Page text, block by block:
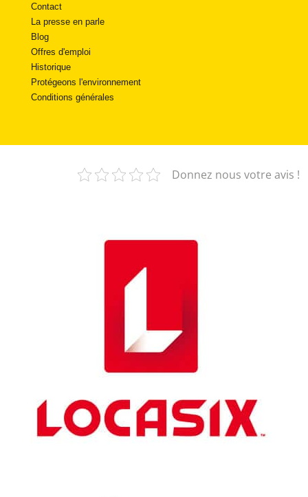
Contact
La presse en parle
Blog
Offres d'emploi
Historique
Protégeons l'environnement
Conditions générales
Donnez nous votre avis !